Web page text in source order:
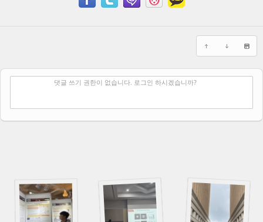
댓글 쓰기 권한이 없습니다. 로그인 하시겠습니까?
35560 81614